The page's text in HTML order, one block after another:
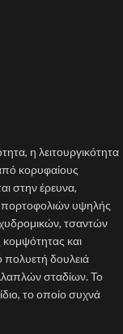
η λειτουργικότητα
κορυφαίους
στην έρευνα,
πορτοφολιών υψηλής
τσαντών
κομψότητας και
πολυετή δουλειά
σταδίων. Το
το οποίο συχνά